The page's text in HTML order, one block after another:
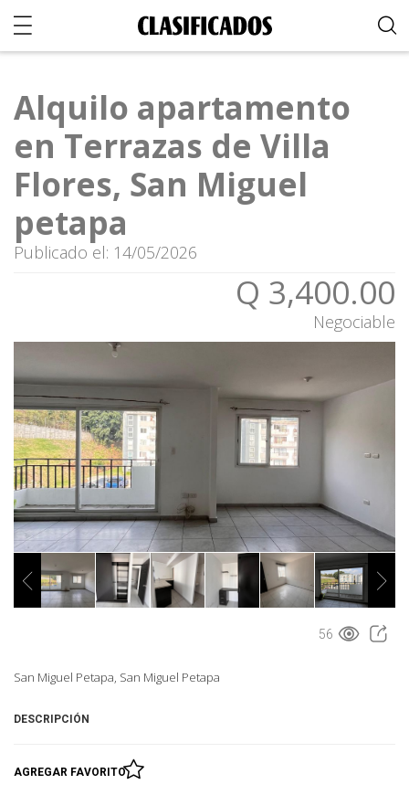
Alquilo apartamento
en Terrazas de Villa
Flores, San Miguel
petapa
Publicado el: 14/05/2026
Q 3,400.00
Negociable
56
San Miguel Petapa, San Miguel Petapa
DESCRIPCIÓN
AGREGAR FAVORITO